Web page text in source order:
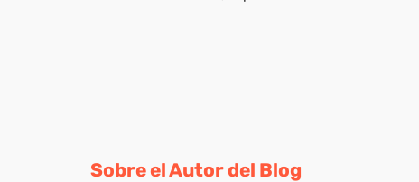
Sobre el Autor del Blog